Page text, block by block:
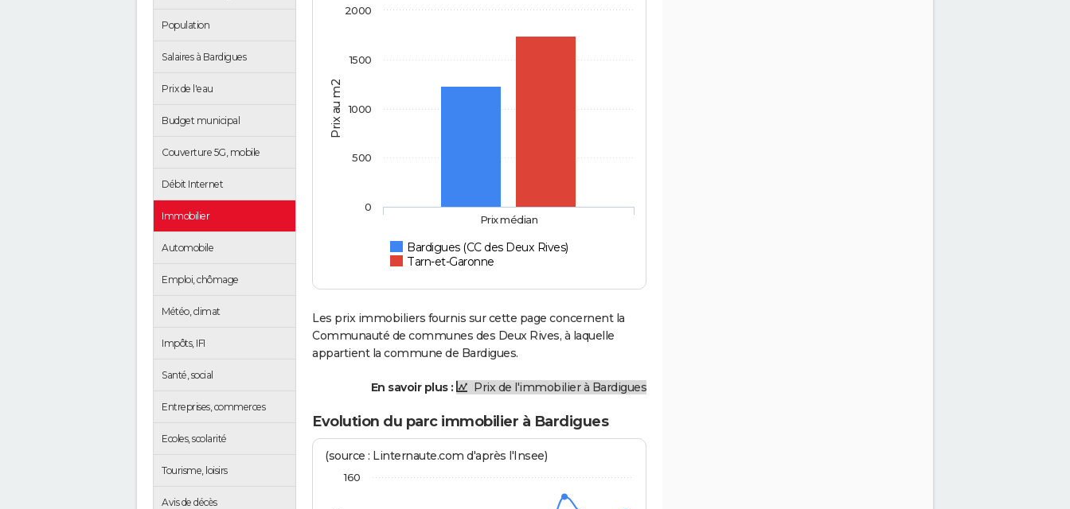
Population
Salaires à Bardigues
Prix de l'eau
Budget municipal
Couverture 5G, mobile
Débit Internet
Immobilier
Automobile
Emploi, chômage
Météo, climat
Impôts, IFI
Santé, social
Entreprises, commerces
Ecoles, scolarité
Tourisme, loisirs
Avis de décès
Prix au m2
Bardigues (CC des Deux Rives)
Tarn-et-Garonne
Prix médian
0
500
1000
1500
2000
Les prix immobiliers fournis sur cette page concernent la
Communauté de communes des Deux Rives, à laquelle
appartient la commune de Bardigues.
En savoir plus : Prix de l'immobilier à Bardigues
Evolution du parc immobilier à Bardigues
(source : Linternaute.com d'après l'Insee)
160